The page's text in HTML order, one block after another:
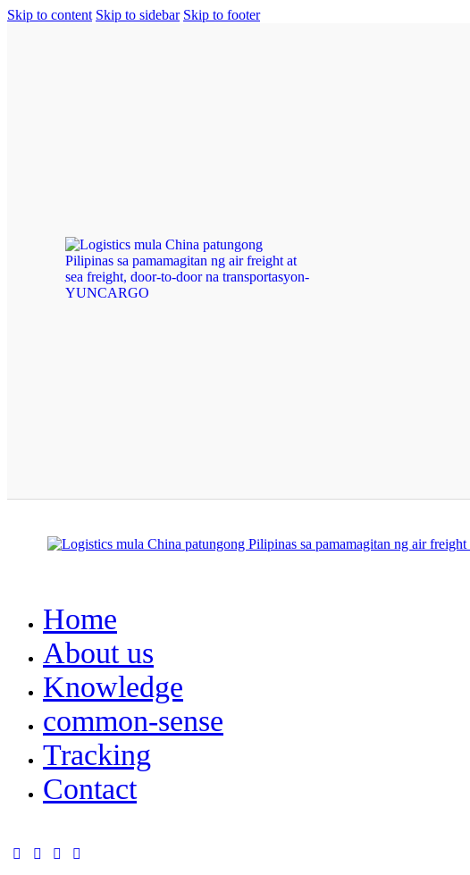
Skip to content Skip to sidebar Skip to footer
Home
About us
Knowledge
common-sense
Tracking
Contact